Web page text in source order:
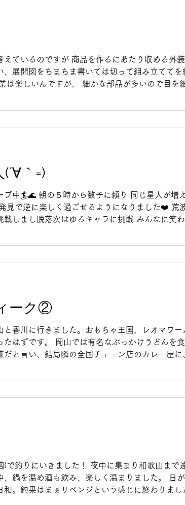
えているのですが 商品を作るにあたり収める外
、展開図をちまちま書いては切って組み立ててを
は楽しいんですが、 細かな部品が多いので目を細
｀=)
中🏄🌊 朝の５時から数子に頼り 同じ星人が増
見で逆に楽しく過ごせるようになりました❤️ 荒
しまし脱落次はゆるキャラに挑戦 みんなに笑わ
次はアッセンみんながイヤイヤ期突入するかもで
日のブログ担当でした
ーク②
と香川に行きました。おもちゃ王国、レオマワー
たはずです。 岡山では有名なぶっかけうどんを
だと言い、結局隣の全国チェーン店のカレー屋に
きました。とっても広く大量の和菓子にワクワク
で釣りにいきました！ 夜中に集まり和歌山まで
、鍋を温め酒も飲み、楽しく温まりました。 日
和。釣果はまぁリベンジという感じに終わりまし